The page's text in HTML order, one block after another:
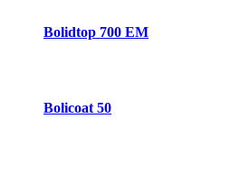
Bolidtop 700 EM
Bolicoat 50